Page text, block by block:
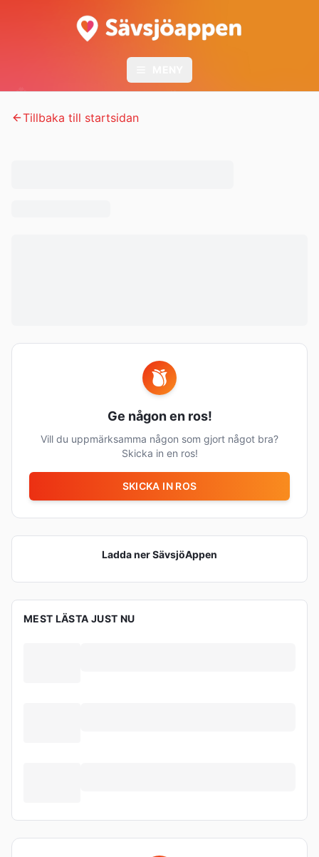
🍀 🌿
Tillbaka till startsidan
Ge någon en ros!
Vill du uppmärksamma någon som gjort något bra?
Skicka in en ros!
SKICKA IN ROS
Ladda nerSävsjöAppen
MEST LÄSTA JUST NU